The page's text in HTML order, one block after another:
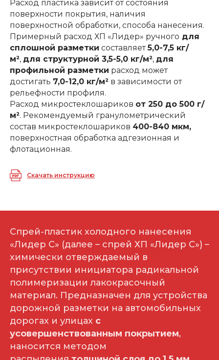
Расход пластика зависит от состояния
поверхности покрытия, наличия
поверхностной обработки, способа нанесения.
Примерный расход ХП «Лидер» ручного для
сплошной разметки составляет5,0-7,5 кг/
м², для структурной 3,5-5,0 кг/м², для
профильной разметки расход может
достигать 7,0-12,0 кг/м² в зависимости от
рельефности профиля.
Расход микростеклошариков от 250 до 500 г/
м². Рекомендуемый гранулометрический
состав микростеклошариков 400-840 мкм,
поверхностная обработка адгезионная и
флотационная.
Скачать инструкцию
Спрей-пластик холодного нанесения
«Лидер С» (далее – спрей ХП «Лидер С») –
химически отверждаемый в
присутствии инициатора радикальной
полимеризации лакокрасочный
материал. Предназначен для устройства
дорожной разметки на автомобильных
дорогах и улицах с
усовершенствованным покрытием,
наносится методом